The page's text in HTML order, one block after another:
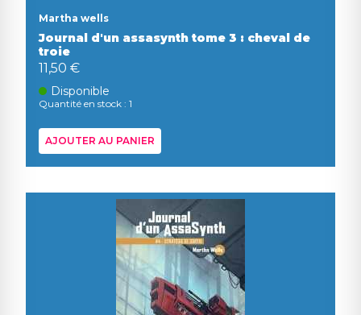
Martha wells
Journal d'un assasynth tome 3 : cheval de
troie
11,50 €
Disponible
Quantité en stock : 1
AJOUTER AU PANIER